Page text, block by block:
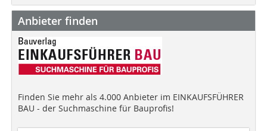
Anbieter finden
Finden Sie mehr als 4.000 Anbieter im EINKAUFSFÜHRER
BAU - der Suchmaschine für Bauprofis!